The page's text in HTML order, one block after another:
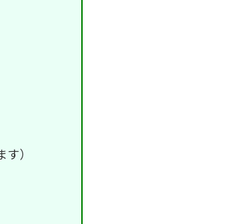
）